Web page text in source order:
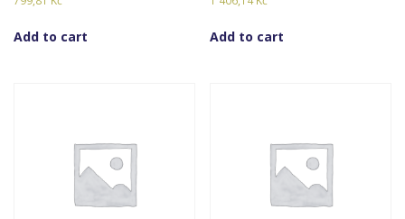
Add to cart Add to cart